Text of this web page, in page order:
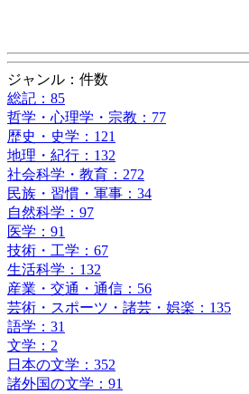
ジャンル：件数
総記：85
哲学・心理学・宗教：77
歴史・史学：121
地理・紀行：132
社会科学・教育：272
民族・習慣・軍事：34
自然科学：97
医学：91
技術・工学：67
生活科学：132
産業・交通・通信：56
芸術・スポーツ・諸芸・娯楽：135
語学：31
文学：2
日本の文学：352
諸外国の文学：91